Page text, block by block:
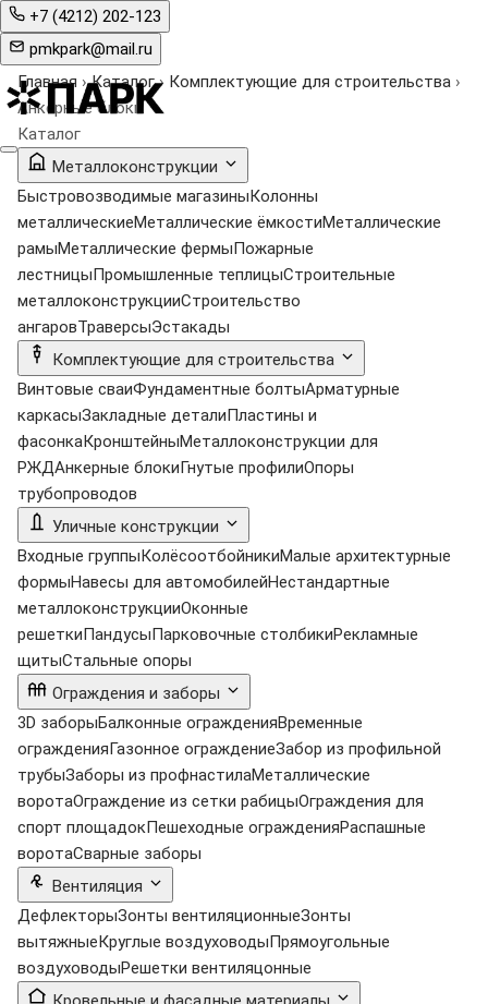
+7 (4212) 202-123
pmkpark@mail.ru
Главная › Каталог › Комплектующие для строительства ›
Анкерные блоки
Каталог
Металлоконструкции
Быстровозводимые магазиныКолонны
металлическиеМеталлические ёмкостиМеталлические
рамыМеталлические фермыПожарные
лестницыПромышленные теплицыСтроительные
металлоконструкцииСтроительство
ангаровТраверсыЭстакады
Комплектующие для строительства
Винтовые сваиФундаментные болтыАрматурные
каркасыЗакладные деталиПластины и
фасонкаКронштейныМеталлоконструкции для
РЖДАнкерные блокиГнутые профилиОпоры
трубопроводов
Уличные конструкции
Входные группыКолёсоотбойникиМалые архитектурные
формыНавесы для автомобилейНестандартные
металлоконструкцииОконные
решеткиПандусыПарковочные столбикиРекламные
щитыСтальные опоры
Ограждения и заборы
3D заборыБалконные огражденияВременные
огражденияГазонное ограждениеЗабор из профильной
трубыЗаборы из профнастилаМеталлические
воротаОграждение из сетки рабицыОграждения для
спорт площадокПешеходные огражденияРаспашные
воротаСварные заборы
Вентиляция
ДефлекторыЗонты вентиляционныеЗонты
вытяжныеКруглые воздуховодыПрямоугольные
воздуховодыРешетки вентиляцонные